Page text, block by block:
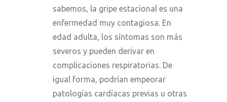
sabemos, la gripe estacional es una
enfermedad muy contagiosa. En
edad adulta, los síntomas son más
severos y pueden derivar en
complicaciones respiratorias. De
igual forma, podrían empeorar
patologías cardíacas previas u otras